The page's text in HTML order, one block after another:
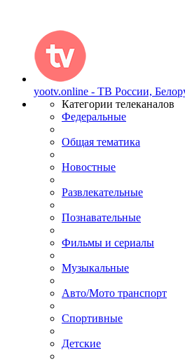
yootv.online - ТВ России,
Категории телеканалов
Федеральные
Общая тематика
Новостные
Развлекательные
Познавательные
Фильмы и сериалы
Музыкальные
Авто/Мото транспорт
Спортивные
Детские